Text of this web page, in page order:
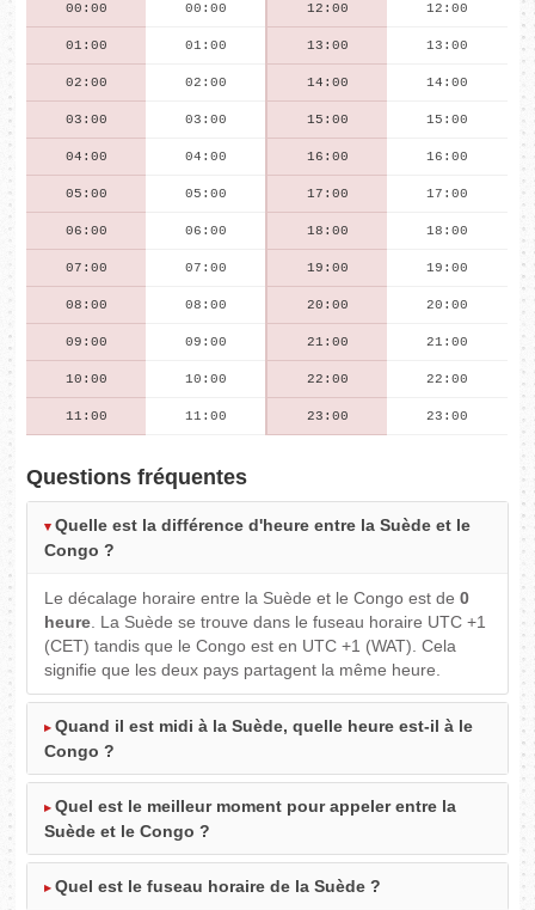
00:00 00:00 12:00 12:00
01:00 01:00 13:00 13:00
02:00 02:00 14:00 14:00
03:00 03:00 15:00 15:00
04:00 04:00 16:00 16:00
05:00 05:00 17:00 17:00
06:00 06:00 18:00 18:00
07:00 07:00 19:00 19:00
08:00 08:00 20:00 20:00
09:00 09:00 21:00 21:00
10:00 10:00 22:00 22:00
11:00 11:00 23:00 23:00
Questions fréquentes
Quelle est la différence d'heure entre la Suède et le
Congo ?
Le décalage horaire entre la Suède et le Congo est de0
heure. La Suède se trouve dans le fuseau horaire UTC +1
(CET) tandis que le Congo est en UTC +1 (WAT). Cela
signifie que les deux pays partagent la même heure.
Quand il est midi à la Suède, quelle heure est-il à le
Congo ?
Quel est le meilleur moment pour appeler entre la
Suède et le Congo ?
Quel est le fuseau horaire de la Suède ?